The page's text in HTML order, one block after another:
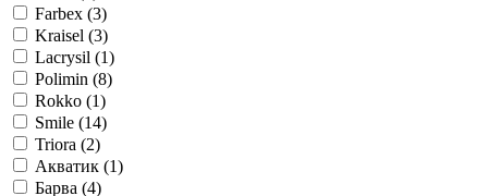
Aura (1)
Ceresit (16)
Siltek (1)
Farbex (3)
Kraisel (3)
Lacrysil (1)
Polimin (8)
Rokko (1)
Smile (14)